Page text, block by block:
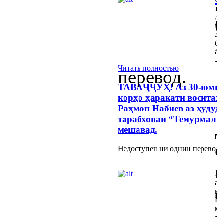
Читать полностью
ТАВАҶҶУҲ! Аз 30-юми
корҳо ҳаракати
Раҳмон Набиев аз
тарабхонаи
мешавад.
Недоступен ни однин
перевод.